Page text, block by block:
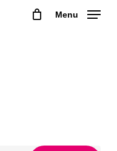
Menu